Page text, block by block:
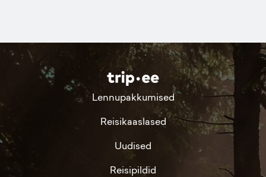
Lennupakkumised
Reisikaaslased
Uudised
Reisipildid